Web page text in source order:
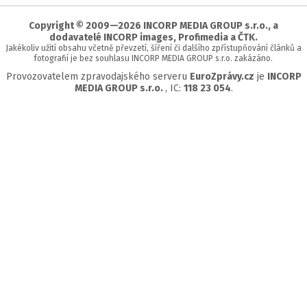
stránky
Copyright © 2009—2026 INCORP MEDIA GROUP s.r.o., a
dodavatelé INCORP images, Profimedia a ČTK.
Jakékoliv užití obsahu včetně převzetí, šíření či dalšího zpřístupňování článků a
fotografií je bez souhlasu INCORP MEDIA GROUP s.r.o. zakázáno.
Provozovatelem zpravodajského serveru EuroZprávy.cz je INCORP
MEDIA GROUP s.r.o. , IC: 118 23 054.